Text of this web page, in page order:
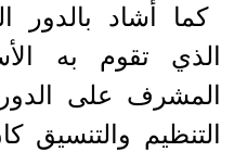
كما أشاد بالدور
الذي تقوم به
المشرف على
التنظيم والتنسيق